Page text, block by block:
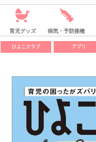
育児グッズ 病気・予防接種
ひよこクラブ アプリ